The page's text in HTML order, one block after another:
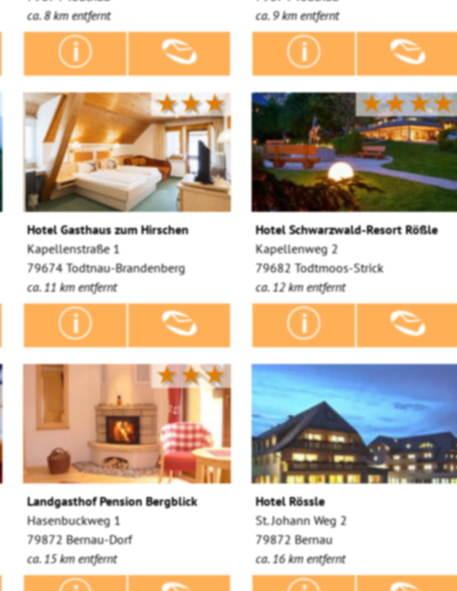
ca. 8 km entfernt
ca. 9 km entfernt
★★★
Hotel Gasthaus zum Hirschen
Kapellenstraße 1
79674 Todtnau-Brandenberg
ca. 11 km entfernt
★★★★
Hotel Schwarzwald-Resort Rößle
Kapellenweg 2
79682 Todtmoos-Strick
ca. 12 km entfernt
★★★
Landgasthof Pension Bergblick
Hasenbuckweg 1
79872 Bernau-Dorf
ca. 15 km entfernt
Hotel Rössle
St. Johann Weg 2
79872 Bernau
ca. 16 km entfernt